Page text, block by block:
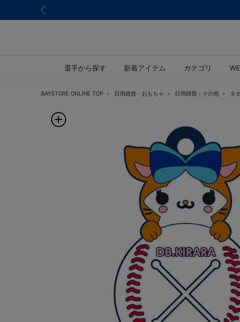
選手から探す 新着アイテム カテゴリ
BAYSTORE ONLINE TOP 日用雑貨・おもちゃ 日用雑貨：その他 タ